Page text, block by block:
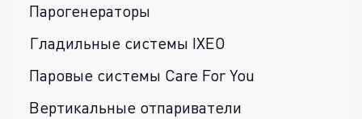
Парогенераторы
Гладильные системы IXEO
Паровые системы Care For You
Вертикальные отпариватели